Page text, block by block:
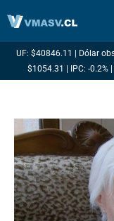
UF: $40846.11 | Dólar
$1054.31 | IPC: -0.2%